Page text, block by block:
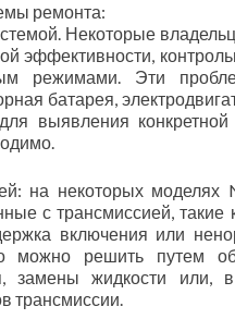
ремонта:
Некоторые
эффективности,
режимами. Эти
батарея,
выявления
на некоторых моделях
с трансмиссией, такие
включения или
можно решить путем
замены жидкости или,
трансмиссии.